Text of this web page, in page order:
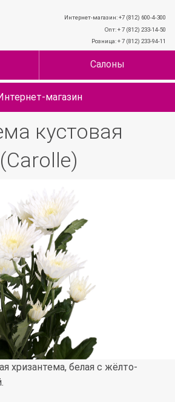
Интернет-магазин: +7 (812) 600-4-300
Опт: + 7 (812) 233-14-50
Розница: + 7 (812) 233-94-11
Салоны
магазин
кустовая
хризантема, белая с жёлто-